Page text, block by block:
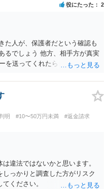
役にたった 2
た人が、保護者だという確認も
るでしょう 他方、相手方が真実
を送ってくれたら自慰行為など
を触って欲しい、などの要望を
電子マネーを送信してしまいま
で顔の雰囲気の写真を交換して
てと言われたので教えたりと
やりとりは、青少年条例違反
歳未満と知らなくても処罰可
明 #10〜50万円未満 #返金請求
違法ではないかと思います。
っかりと調査した方がリスク
ください。